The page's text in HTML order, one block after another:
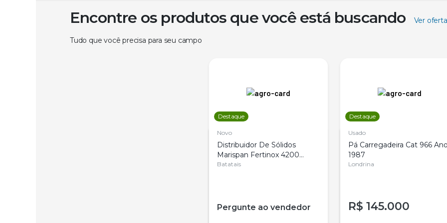
Encontre os produtos que você está buscando Ver
Tudo que você precisa para seu campo
Destaque
Novo
Distribuidor De Sólidos
Marispan Fertinox 4200
Citrus
Batatais
Pergunte ao vendedor
Destaque
Usado
Pá Carregadeira Cat 966
1987
Londrina
R$ 145.000